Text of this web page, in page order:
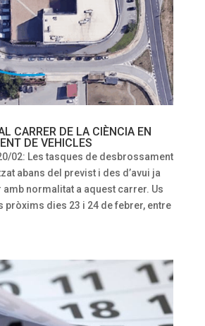
CARRER DE LA CIÈNCIA EN
DE VEHICLES
02: Les tasques de desbrossament
abans del previst i des d’avui ja
normalitat a aquest carrer. Us
pròxims dies 23 i 24 de febrer, entre